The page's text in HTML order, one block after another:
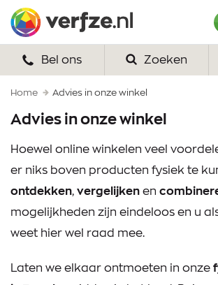
naar
content
HOME
VERF
VERFSETS
VERFSPULLEN
Bel ons Zoeken
Home Advies in onze winkel
Advies in onze winkel
Hoewel online winkelen veel
er niks boven producten fysiek te
ontdekken, vergelijken en
mogelijkheden zijn eindeloos en u
weet hier wel raad mee.
Laten we elkaar ontmoeten in onze